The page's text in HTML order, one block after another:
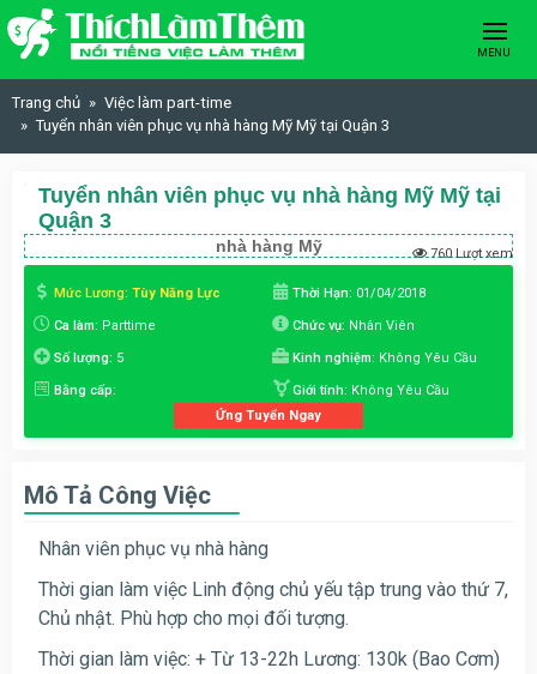
Skip to content
MENU
Trang chủ
Việc làm part-time
Tuyển nhân viên phục vụ nhà hàng Mỹ Mỹ tại Quận 3
Tuyển nhân viên phục vụ nhà hàng Mỹ Mỹ tại
Quận 3
nhà hàng Mỹ 760 Lượt xem
Mức Lương: Tùy Năng Lực Thời Hạn: 01/04/2018
Ca làm: Parttime Chức vụ: Nhân Viên
Số lượng: 5 Kinh nghiệm: Không Yêu Cầu
Bằng cấp: Giới tính: Không Yêu Cầu
Ứng Tuyển Ngay
Mô Tả Công Việc
Nhân viên phục vụ nhà hàng
Thời gian làm việc Linh động chủ yếu tập trung vào thứ 7,
Chủ nhật. Phù hợp cho mọi đối tượng.
Thời gian làm việc: + Từ 13-22h Lương: 130k (Bao Cơm)